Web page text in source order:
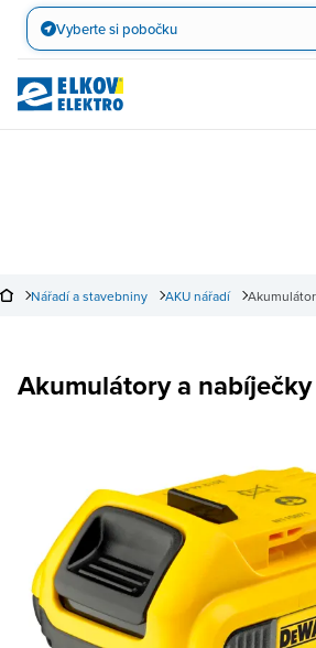
Přejít
obsah
Vyberte si pobočku
AKU nářadí
Nářadí a stavebniny
Akumulátory a nabíječky